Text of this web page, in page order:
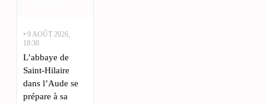
• 9 AOÛT 2026,
18:30
L’abbaye de
Saint-Hilaire
dans l’Aude se
prépare à sa